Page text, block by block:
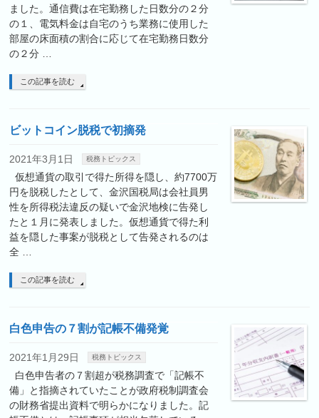
ました。通信費は在宅勤務した日数分の２分
の１、電気料金は自宅のうち業務に使用した
部屋の床面積の割合に応じて在宅勤務日数分
の２分 …
この記事を読む
ビットコイン脱税で初摘発
2021年3月1日 税務トピックス
仮想通貨の取引で得た所得を隠し、約7700万
円を脱税したとして、金沢国税局は会社員男
性を所得税法違反の疑いで金沢地検に告発し
たと１月に発表しました。仮想通貨で得た利
益を隠した事案が脱税として告発されるのは
全 …
この記事を読む
白色申告の７割が記帳不備発覚
2021年1月29日 税務トピックス
白色申告者の７割超が税務調査で「記帳不
備」と指摘されていたことが政府税制調査会
の財務省提出資料で明らかになりました。記